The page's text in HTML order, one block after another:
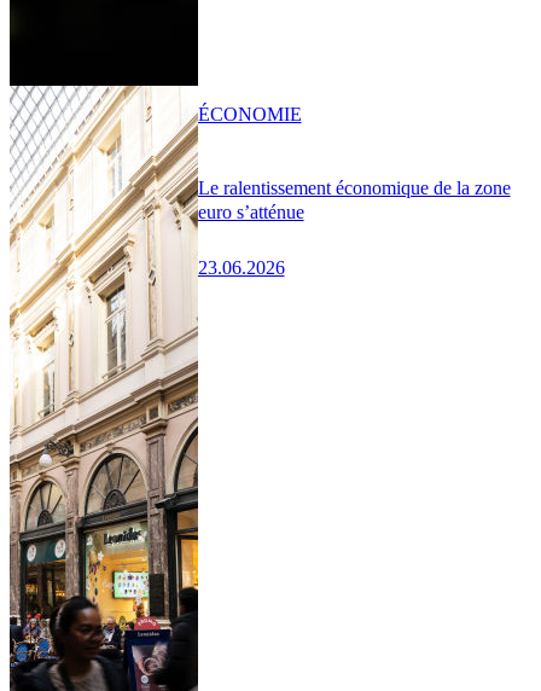
Le ralentissement économique de la zone
euro s’atténue
23.06.2026
ÉCONOMIE